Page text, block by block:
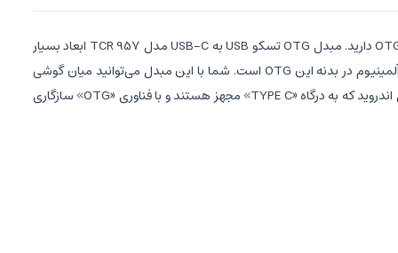
اگر قصد انتقال اطلاعات از گوشی هوشمند به فلش‌مموری یا اتصال ماوس و کیبورد و غیره به گوشی‌ و تبلت‌هایی با پورت USB-C دارید، نیاز به تهیه مبدل OTG دارید. مبدل OTG تسکو USB به USB-C مدل TCR 957 ابعاد بسیار
کوچکی دارد و به آسانی قادرید آن را درون کیف یا جیبتان قرار دهید. این مدل در کنار ابعاد کوچک، استحکام بالایی دارد. این ویژگی به دلیل استفاده از آلیاژ آلمینیوم در بدنه این OTG است. شما با این مبدل می‌توانید میان گوشی
همراه، تبلت و فلش مموری خود ارتباط برقرار کرده و به‌ سادگی اطلاعات را بین آن‌ها جا به‌ جا کنید. این مبدل برای تمام دستگاه‌های مجهز به سیستم‌ عامل اندروید که به درگاه «TYPE C» مجهز هستند و با فناوری «OTG» سازگاری